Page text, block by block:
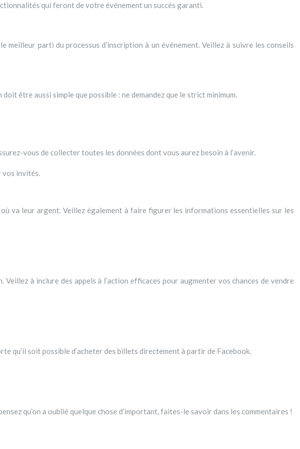
qui feront de votre événement un succès garanti.
parti du processus d’inscription à un événement. Veillez à suivre les conseils
être aussi simple que possible : ne demandez que le strict minimum.
vous de collecter toutes les données dont vous aurez besoin à l’avenir.
vos invités.
va leur argent. Veillez également à faire figurer les informations essentielles sur les
à inclure des appels à l’action efficaces pour augmenter vos chances de vendre
qu’il soit possible d’acheter des billets directement à partir de Facebook.
qu’on a oublié quelque chose d’important, faites-le savoir dans les commentaires !